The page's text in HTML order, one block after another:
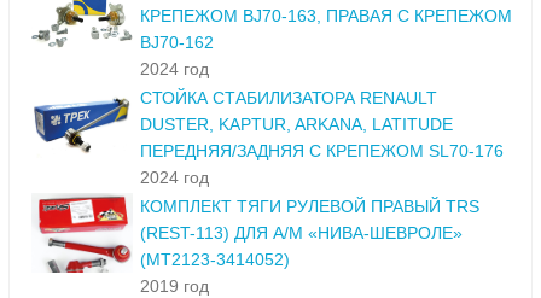
КРЕПЕЖОМ BJ70-163, ПРАВАЯ С КРЕПЕЖОМ
BJ70-162
2024 год
СТОЙКА СТАБИЛИЗАТОРА RENAULT
DUSTER, KAPTUR, ARKANA, LATITUDE
ПЕРЕДНЯЯ/ЗАДНЯЯ С КРЕПЕЖОМ SL70-176
2024 год
КОМПЛЕКТ ТЯГИ РУЛЕВОЙ ПРАВЫЙ TRS
(REST-113) ДЛЯ А/М «НИВА-ШЕВРОЛЕ»
(МТ2123-3414052)
2019 год